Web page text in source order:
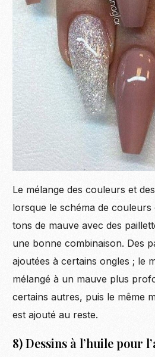
Le mélange des couleurs et
lorsque le schéma de couleurs
tons de mauve avec des
une bonne combinaison. Des
ajoutées à certains ongles ; le
mélangé à un mauve plus
certains autres, puis le même
est ajouté au reste.
8) Dessins à l’huile pour